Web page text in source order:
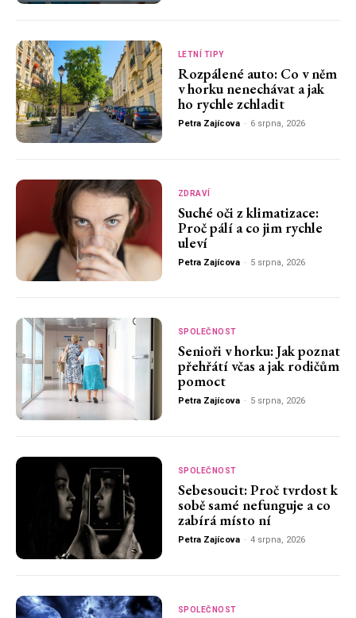
LETNÍ TIPY
Rozpálené auto: Co v něm
v horku nenechávat a jak
ho rychle zchladit
Petra Zajícova - 6 srpna, 2026
ZDRAVÍ
Suché oči z klimatizace:
Proč pálí a co jim rychle
uleví
Petra Zajícova - 5 srpna, 2026
SPOLEČNOST
Senioři v horku: Jak poznat
přehřátí včas a jak rodičům
pomoct
Petra Zajícova - 5 srpna, 2026
SPOLEČNOST
Sebesoucit: Proč tvrdost k
sobě samé nefunguje a co
zabírá místo ní
Petra Zajícova - 4 srpna, 2026
SPOLEČNOST